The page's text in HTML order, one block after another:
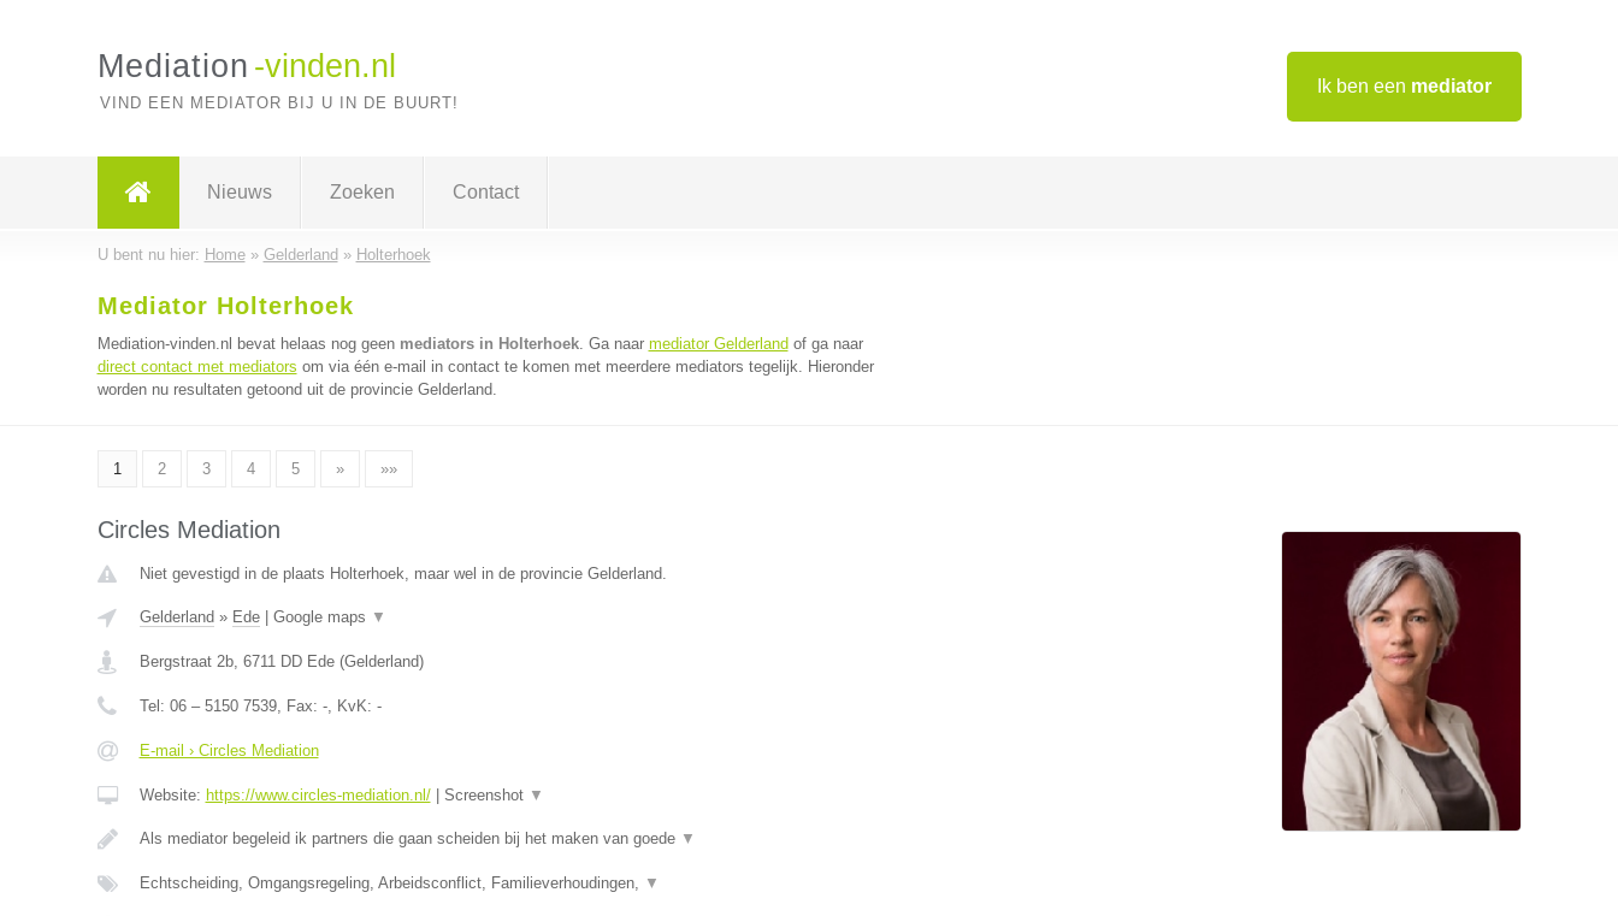
Ik ben een mediator
Mediation -vinden.nl
VIND EEN MEDIATOR BIJ U IN DE BUURT!
Nieuws Zoeken Contact
U bent nu hier: Home» Gelderland » Holterhoek
Mediator Holterhoek
Mediation-vinden.nl bevat helaas nog geen mediators in Holterhoek. Ga naar mediator Gelderland of ga naar
direct contact met mediators om via één e-mail in contact te komen met meerdere mediators tegelijk. Hieronder
worden nu resultaten getoond uit de provincie Gelderland.
1 2 3 4 5 » »»
Circles Mediation
Niet gevestigd in de plaats Holterhoek, maar wel in de provincie Gelderland.
Gelderland » Ede| Google maps ▼
Bergstraat 2b, 6711 DD Ede(Gelderland)
Tel: 06 – 5150 7539, Fax: -, KvK: -
E-mail › Circles Mediation
Website: https://www.circles-mediation.nl/| Screenshot ▼
Als mediator begeleid ik partners die gaan scheiden bij het maken van goede ▼
Echtscheiding, Omgangsregeling, Arbeidsconflict, Familieverhoudingen, ▼